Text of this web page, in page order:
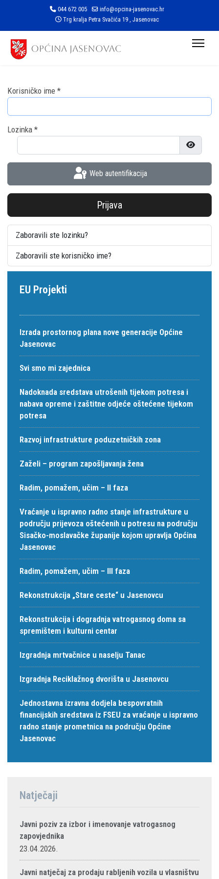
044 672 005
info@opcina-jasenovac.hr
Trg kralja Petra Svačića 19 , Jasenovac
Korisničko ime *
Lozinka *
Prikaži
Web autentifikacija
Prijava
Zaboravili ste lozinku?
Zaboravili ste korisničko ime?
EU Projekti
Izrada prostornog plana nove generacije Općine
Jasenovac
Svi smo mi zajednica
Nadoknada sredstava utrošenih tijekom potresa i
nabava opreme i zaštitne odjeće oštećene tijekom
potresa
Razvoj infrastrukture poduzetničkih zona
Zaželi – program zapošljavanja žena
Radim, pomažem, učim – II faza
Vraćanje u ispravno radno stanje infrastrukture u
području prijevoza oštećenih u potresu na području
Sisačko-moslavačke županije kojom upravlja Općina
Jasenovac
Radim, pomažem, učim – III faza
Rekonstrukcija „Stare ceste“ u Jasenovcu
Rekonstrukcija i dogradnja vatrogasnog doma sa
spremištem i kulturni centar
Izgradnja mrtvačnice u naselju Tanac
Izgradnja Reciklažnog dvorišta u Jasenovcu
Jednostavna izravna dodjela bespovratnih
financijskih sredstava iz FSEU za vraćanje u ispravno
radno stanje prometnica na području Općine
Jasenovac
Natječaji
Javni poziv za izbor i imenovanje vatrogasnog
zapovjednika
23.04.2026.
Javni natječaj za prodaju rabljenih vozila u vlasništvu